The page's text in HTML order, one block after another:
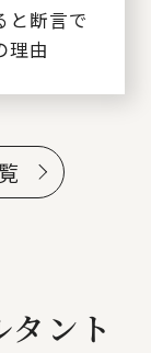
と断言で
理由
ント